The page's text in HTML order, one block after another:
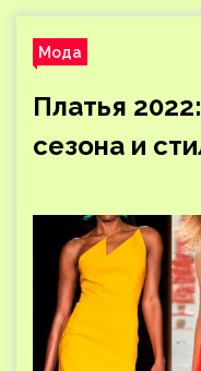
Мода
Платья
сезона и